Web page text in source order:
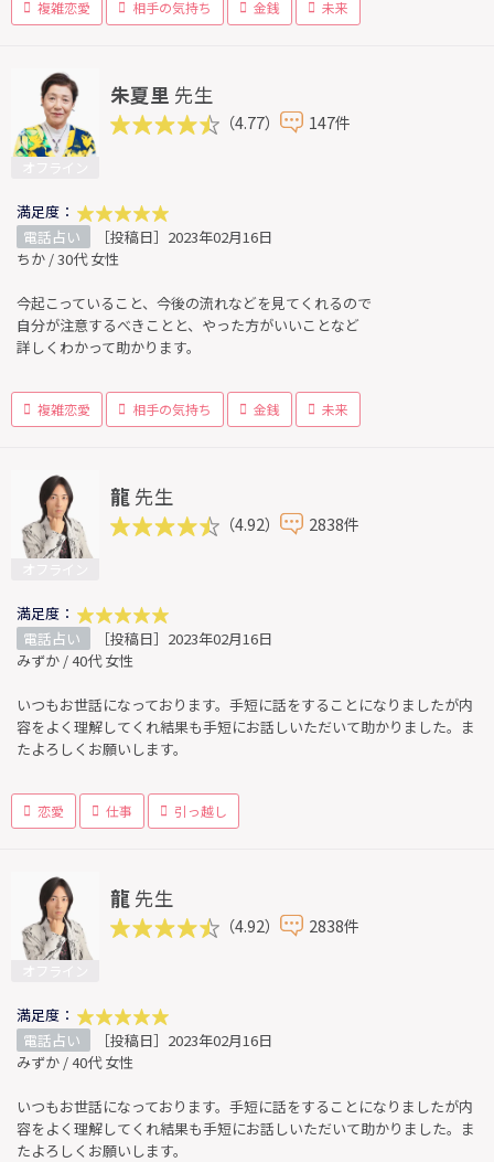
複雑恋愛 相手の気持ち 金銭 未来
朱夏里 先生
（4.77） 147件
満足度：
電話占い
［投稿日］2023年02月16日
ちか / 30代 女性
今起こっていること、今後の流れなどを見てくれるので
自分が注意するべきことと、やった方がいいことなど
詳しくわかって助かります。
複雑恋愛 相手の気持ち 金銭 未来
龍 先生
（4.92） 2838件
満足度：
電話占い
［投稿日］2023年02月16日
みずか / 40代 女性
いつもお世話になっております。手短に話をすることになりましたが内
容をよく理解してくれ結果も手短にお話しいただいて助かりました。ま
たよろしくお願いします。
恋愛 仕事 引っ越し
龍 先生
（4.92） 2838件
満足度：
電話占い
［投稿日］2023年02月16日
みずか / 40代 女性
いつもお世話になっております。手短に話をすることになりましたが内
容をよく理解してくれ結果も手短にお話しいただいて助かりました。ま
たよろしくお願いします。